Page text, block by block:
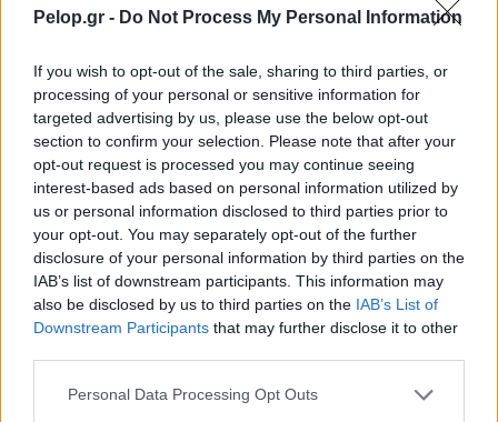
Pelop.gr - Do Not Process My Personal Information
If you wish to opt-out of the sale, sharing to third parties, or
processing of your personal or sensitive information for
targeted advertising by us, please use the below opt-out
section to confirm your selection. Please note that after your
opt-out request is processed you may continue seeing
interest-based ads based on personal information utilized by
us or personal information disclosed to third parties prior to
your opt-out. You may separately opt-out of the further
disclosure of your personal information by third parties on the
IAB’s list of downstream participants. This information may
also be disclosed by us to third parties on the IAB’s List of
Downstream Participants that may further disclose it to other
Please note that this website/app uses one or more Google
Personal Data Processing Opt Outs
νεκρό πατέρα του;
7:52
Έρχονται 40άρια, τριήμερο καύσωνα σε όλη τη
χώρα, ο καιρός σήμερα Τετάρτη 5 Αυγούστου
2026
23:57
«Δεν αποζητώ τον έρωτα, ούτε όμως και τον
ακυρώνω», αποκαλυπτική η Ζέτα Μακρυπούλια
23:39
Το μεγάλο ρεκόρ του Κριστιάνο Ρονάλντο, που
δύσκολα θα καταρριφθεί
23:21
Νύχτα: Έβδομη σύλληψη για τις επιθέσεις σε
ΟΛΕΣ ΟΙ ΕΙΔΗΣΕΙΣ